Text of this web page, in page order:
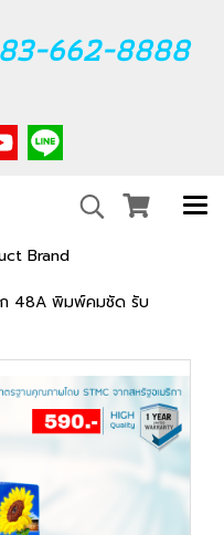
662-8888
Brand
ก 48A พิมพ์คมชัด รับ